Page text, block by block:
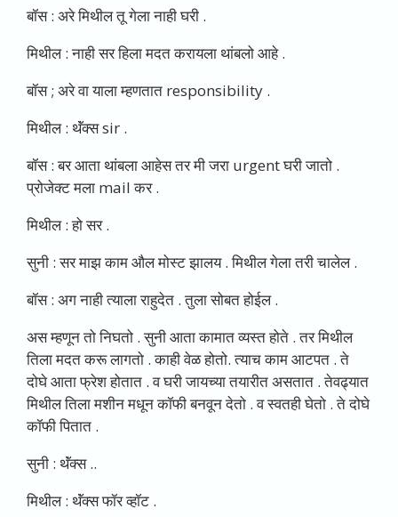
बॉस : अरे मिथील तू गेला नाही घरी .
मिथील : नाही सर हिला मदत करायला थांबलो आहे .
बॉस ; अरे वा याला म्हणतात responsibility .
मिथील : थॅंक्स sir .
बॉस : बर आता थांबला आहेस तर मी जरा urgent घरी जातो .
प्रोजेक्ट मला mail कर .
मिथील : हो सर .
सुनी : सर माझ काम औल मोस्ट झालय . मिथील गेला तरी चालेल .
बॉस : अग नाही त्याला राहुदेत . तुला सोबत होईल .
अस म्हणून तो निघतो . सुनी आता कामात व्यस्त होते . तर मिथील
तिला मदत करू लागतो . काही वेळ होतो. त्याच काम आटपत . ते
दोघे आता फ्रेश होतात . व घरी जायच्या तयारीत असतात . तेवढ्यात
मिथील तिला मशीन मधून कॉफी बनवून देतो . व स्वतही घेतो . ते दोघे
कॉफी पितात .
सुनी : थॅंक्स ..
मिथील : थॅंक्स फॉर व्हॉट .